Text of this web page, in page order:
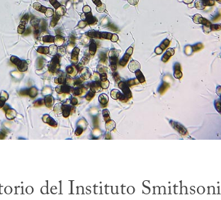
del Instituto